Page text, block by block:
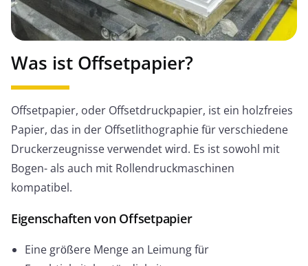
Was ist Offsetpapier?
Offsetpapier, oder Offsetdruckpapier, ist ein holzfreies
Papier, das in der Offsetlithographie für verschiedene
Druckerzeugnisse verwendet wird. Es ist sowohl mit
Bogen- als auch mit Rollendruckmaschinen
kompatibel.
Eigenschaften von Offsetpapier
Eine größere Menge an Leimung für